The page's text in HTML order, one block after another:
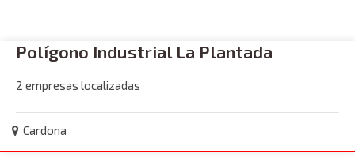
Polígono Industrial La Plantada
2 empresas localizadas
Cardona